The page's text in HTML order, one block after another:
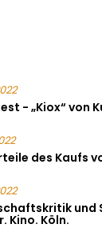
- „Kiox“ von
des Kaufs
und
Kino. Köln.